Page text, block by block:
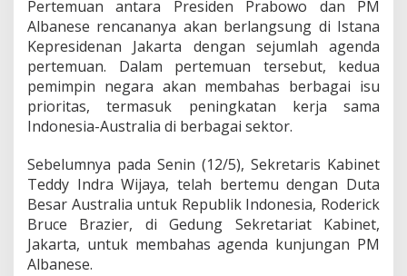
I
n
d
n
e
s
a
Pertemuan antara Presiden Prabowo dan PM
Albanese rencananya akan berlangsung di Istana
Kepresidenan Jakarta dengan sejumlah agenda
pertemuan. Dalam pertemuan tersebut, kedua
pemimpin negara akan membahas berbagai isu
prioritas, termasuk peningkatan kerja sama
Indonesia-Australia di berbagai sektor.
Sebelumnya pada Senin (12/5), Sekretaris Kabinet
Teddy Indra Wijaya, telah bertemu dengan Duta
Besar Australia untuk Republik Indonesia, Roderick
Bruce Brazier, di Gedung Sekretariat Kabinet,
Jakarta, untuk membahas agenda kunjungan PM
Albanese.